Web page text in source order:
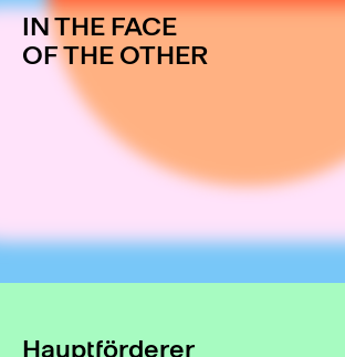
IN THE FACE
OF THE OTHER
Hauptförderer